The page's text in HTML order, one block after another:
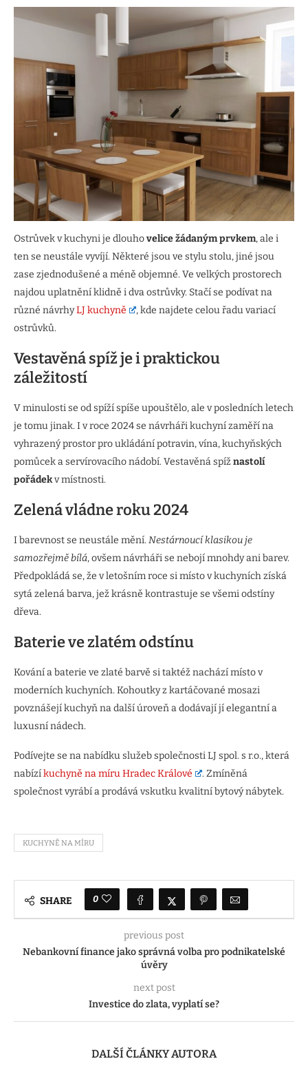
Ostrůvek v kuchyni je dlouhovelice žádaným prvkem, ale i
ten se neustále vyvíjí. Některé jsou ve stylu stolu, jiné jsou
zase zjednodušené a méně objemné. Ve velkých prostorech
najdou uplatnění klidně i dva ostrůvky. Stačí se podívat na
různé návrhyLJ kuchyně
, kde najdete celou řadu variací
ostrůvků.
Vestavěná spíž je i praktickou
záležitostí
V minulosti se od spíží spíše upouštělo, ale v posledních letech
je tomu jinak. I v roce 2024 se návrháři kuchyní zaměří na
vyhrazený prostor pro ukládání potravin, vína, kuchyňských
pomůcek a servírovacího nádobí. Vestavěná spížnastolí
pořádekv místnosti.
Zelená vládne roku 2024
I barevnost se neustále mění. Nestárnoucí klasikou je
samozřejmě bílá, ovšem návrháři se nebojí mnohdy ani barev.
Předpokládá se, že v letošním roce si místo v kuchyních získá
sytá zelená barva, jež krásně kontrastuje se všemi odstíny
dřeva.
Baterie ve zlatém odstínu
Kování a baterie ve zlaté barvě si taktéž nachází místo v
moderních kuchyních. Kohoutky z kartáčované mosazi
povznášejí kuchyň na další úroveň a dodávají jí elegantní a
luxusní nádech.
Podívejte se na nabídku služeb společnosti LJ spol. s r.o., která
nabízíkuchyně na míru Hradec Králové
. Zmíněná
společnost vyrábí a prodává vskutku kvalitní bytový nábytek.
KUCHYNĚ NA MÍRU
SHARE 0
previous post
Nebankovní finance jako správná volba pro podnikatelské
úvěry
next post
Investice do zlata, vyplatí se?
DALŠÍ ČLÁNKY AUTORA